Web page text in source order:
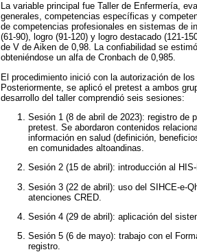
La variable principal fue Taller de Enfermería,
generales, competencias específicas y
de competencias profesionales en sistemas de
(61-90), logro (91-120) y logro destacado (121-
de V de Aiken de 0,98. La confiabilidad se
obteniéndose un alfa de Cronbach de 0,985.
El procedimiento inició con la autorización de
Posteriormente, se aplicó el pretest a ambos
desarrollo del taller comprendió seis sesiones:
Sesión 1 (8 de abril de 2023): registro de
pretest. Se abordaron contenidos
información en salud (definición,
en comunidades altoandinas.
Sesión 2 (15 de abril): introducción al
Sesión 3 (22 de abril): uso del SIHCE-e-
atenciones CRED.
Sesión 4 (29 de abril): aplicación del
Sesión 5 (6 de mayo): trabajo con el
registro.